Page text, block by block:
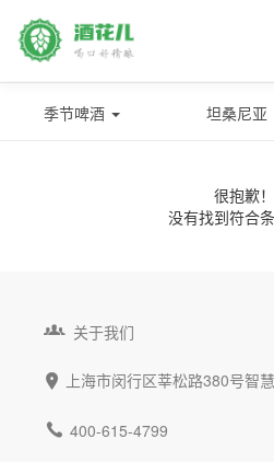
季节啤酒 坦桑尼亚
很抱歉！
没有找到符合
 关于我们
 上海市闵行区莘松路380号智
 400-615-4799